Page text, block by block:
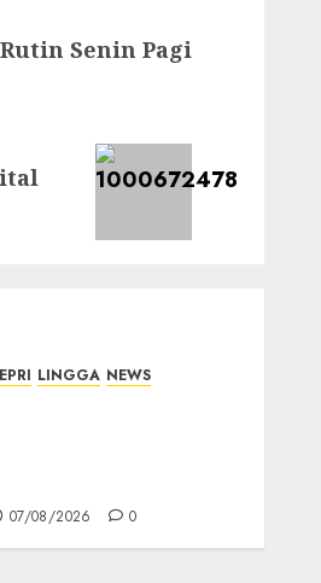
Senin Pagi
LINGGA NEWS
07/08/2026 0